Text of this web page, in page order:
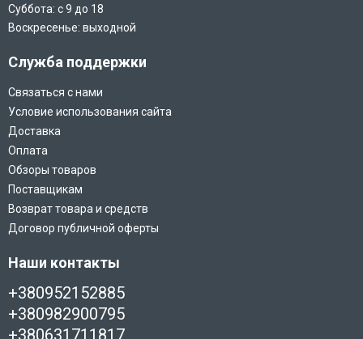
Суббота: с 9 до 18
Воскресенье: выходной
Служба поддержки
Связаться с нами
Условие использования сайта
Доставка
Оплата
Обзоры товаров
Поставщикам
Возврат товара и средств
Договор публичной оферты
Наши контакты
+380952152885
+380982900795
+380631711817